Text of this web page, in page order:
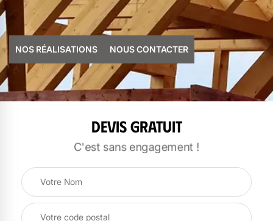
NOS RÉALISATIONS NOUS CONTACTER
Devis gratuit
C'est sans engagement !